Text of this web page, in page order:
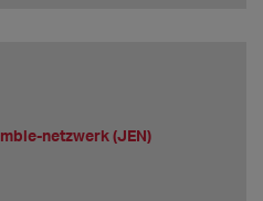
netzwerk (JEN)